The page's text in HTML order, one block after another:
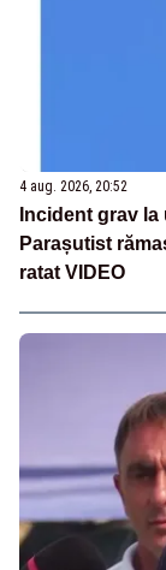
4 aug. 2026, 20:52
Incident grav
Parașutist
ratat VIDEO